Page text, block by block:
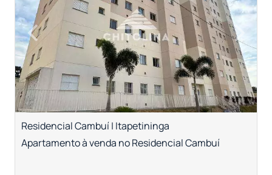
‹Previous ›
Next
Residencial Cambuí | Itapetininga
Apartamento à venda no Residencial Cambuí